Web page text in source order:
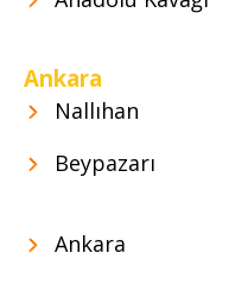
Ankara
Nallıhan
Beypazarı
Ankara